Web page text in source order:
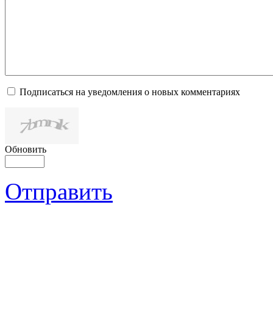
Подписаться на уведомления о новых комментариях
Обновить
Отправить